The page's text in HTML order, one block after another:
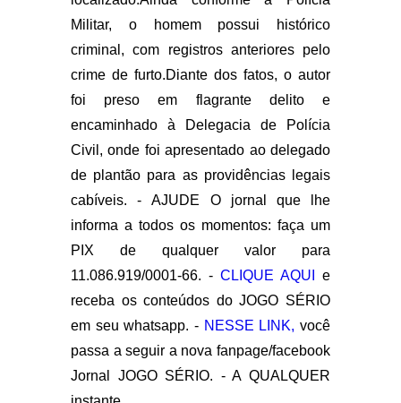
Militar, o homem possui histórico
criminal, com registros anteriores pelo
crime de furto.Diante dos fatos, o autor
foi preso em flagrante delito e
encaminhado à Delegacia de Polícia
Civil, onde foi apresentado ao delegado
de plantão para as providências legais
cabíveis. -AJUDE O jornal que lhe
informa a todos os momentos: faça um
PIX de qualquer valor para
11.086.919/0001-66. - CLIQUE AQUI
e
receba os conteúdos do JOGO SÉRIO
em seu whatsapp. - NESSE LINK, você
passa a seguir a nova fanpage/facebook
Jornal JOGO SÉRIO. - A QUALQUER